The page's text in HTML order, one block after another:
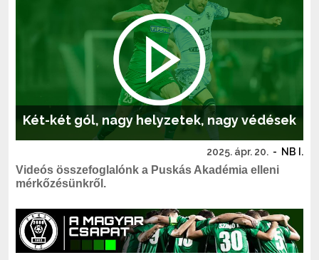
Két-két gól, nagy helyzetek, nagy védések
2025. ápr. 20. - NB I.
Videós összefoglalónk a Puskás Akadémia elleni
mérkőzésünkről.